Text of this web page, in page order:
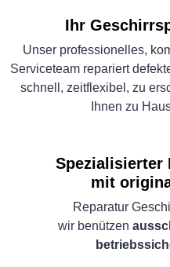
Ihr
Unser professionelles,
Serviceteam repariert
schnell, zeitflexibel, zu
Ihnen zu
Spezialisierter
mit
Reparatur
wir benützen